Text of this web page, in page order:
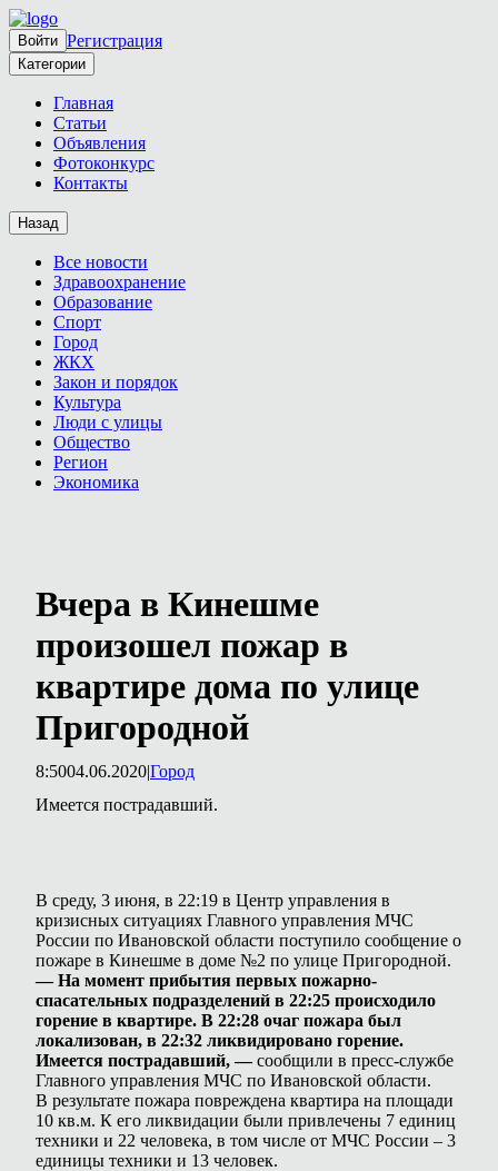
Войти Регистрация
Категории
Главная
Статьи
Объявления
Фотоконкурс
Контакты
Назад
Все новости
Здравоохранение
Образование
Спорт
Город
ЖКХ
Закон и порядок
Культура
Люди с улицы
Общество
Регион
Экономика
Вчера в Кинешме
произошел пожар в
квартире дома по улице
Пригородной
8:5004.06.2020|Город
Имеется пострадавший.
В среду, 3 июня, в 22:19 в Центр управления в
кризисных ситуациях Главного управления МЧС
России по Ивановской области поступило сообщение о
пожаре в Кинешме в доме №2 по улице Пригородной.
— На момент прибытия первых пожарно-
спасательных подразделений в 22:25 происходило
горение в квартире. В 22:28 очаг пожара был
локализован, в 22:32 ликвидировано горение.
Имеется пострадавший, —сообщили в пресс-службе
Главного управления МЧС по Ивановской области.
В результате пожара повреждена квартира на площади
10 кв.м. К его ликвидации были привлечены 7 единиц
техники и 22 человека, в том числе от МЧС России – 3
единицы техники и 13 человек.